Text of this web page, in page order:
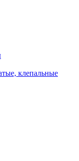
клепальные